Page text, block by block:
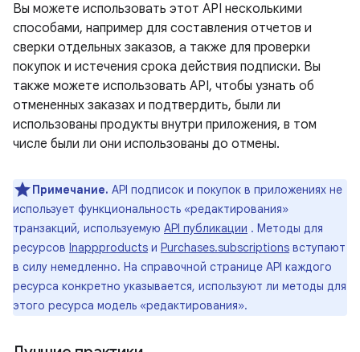
Вы можете использовать этот API несколькими
способами, например для составления отчетов и
сверки отдельных заказов, а также для проверки
покупок и истечения срока действия подписки. Вы
также можете использовать API, чтобы узнать об
отмененных заказах и подтвердить, были ли
использованы продукты внутри приложения, в том
числе были ли они использованы до отмены.
Примечание. API подписок и покупок в приложениях не
использует функциональность «редактирования»
транзакций, используемую API публикации . Методы для
ресурсов Inappproducts и Purchases.subscriptions вступают
в силу немедленно. На справочной странице API каждого
ресурса конкретно указывается, используют ли методы для
этого ресурса модель «редактирования».